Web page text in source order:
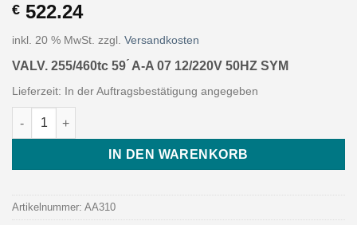
€ 522.24
inkl. 20 % MwSt. zzgl. Versandkosten
VALV. 255/460tc 59 ́ A-A 07 12/220V 50HZ SYM
Lieferzeit: In der Auftragsbestätigung angegeben
VALV. 255/460tc 59 ́ A-A 07 12/220V 50HZ SYM (Art. AA310 -
IN DEN WARENKORB
Artikelnummer: AA310